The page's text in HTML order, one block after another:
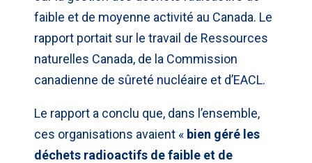
faible et de moyenne activité au Canada. Le
rapport portait sur le travail de Ressources
naturelles Canada, de la Commission
canadienne de sûreté nucléaire et d’EACL.
Le rapport a conclu que, dans l’ensemble,
ces organisations avaient « bien géré les
déchets radioactifs de faible et de